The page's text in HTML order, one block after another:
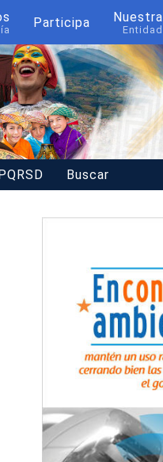
Participa Nuestra
Entidad
Buscar